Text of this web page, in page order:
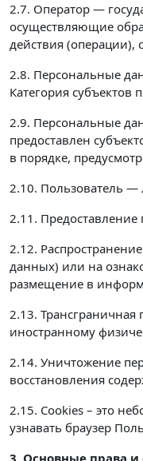
2.7. Оператор —
осуществляющие
действия
2.8. Персональные
Категория субъектов
2.9. Персональные
предоставлен
в порядке,
2.10. Пользователь —
2.11.
2.12.
данных) или на
размещение в
2.13. Трансграничная
иностранному
2.14. Уничтожение
восстановления
2.15. Cookies – это
узнавать браузер
3. Основные права и